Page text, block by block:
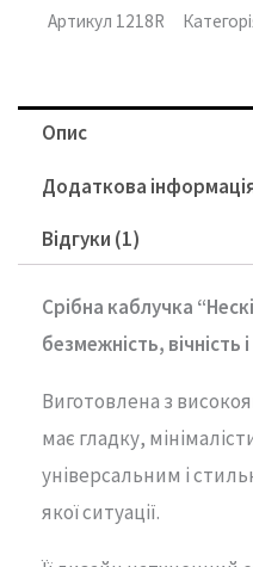
Артикул 1218R
Опис
Додаткова
Відгуки (1)
Срібна каблучка
безмежність, вічність
Виготовлена з
має гладку,
універсальним і
якої ситуації.